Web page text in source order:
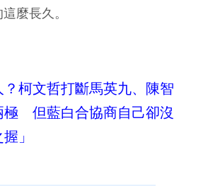
麼長久。
柯文哲打斷馬英九、陳智
極 但藍白合協商自己卻沒
」